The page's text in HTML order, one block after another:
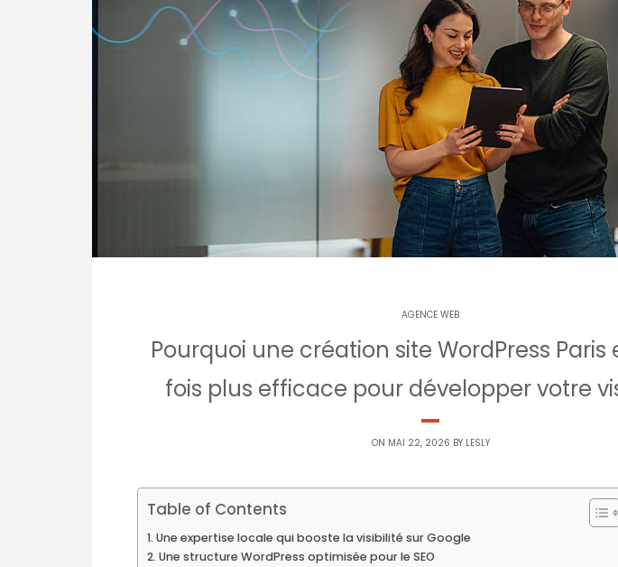
AGENCE WEB
Pourquoi une création site WordPress Paris
fois plus efficace pour développer votre
ON MAI 22, 2026 BY LESLY
Table of Contents
Une expertise locale qui booste la visibilité sur Google
Une structure WordPress optimisée pour le SEO